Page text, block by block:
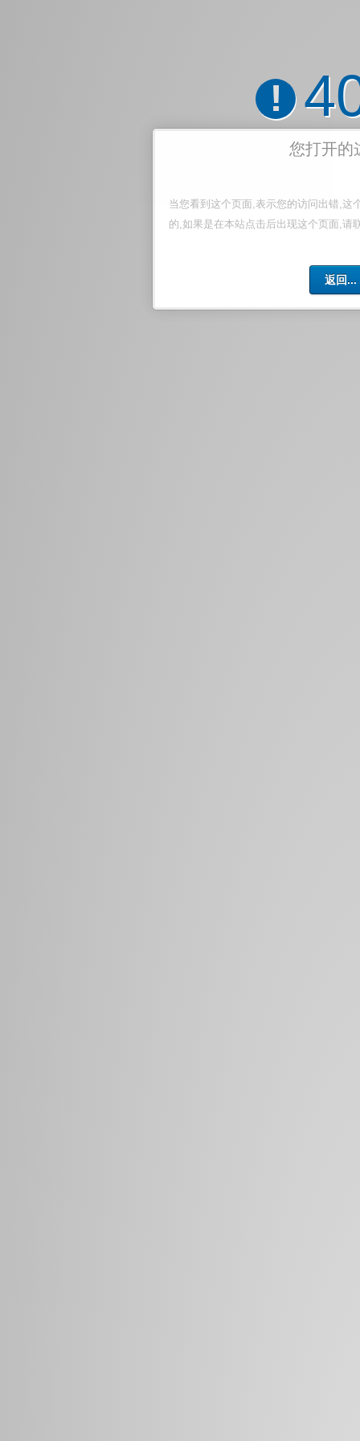
!
您打开的
当您看到这个页面,表示您的访问出错,这
的,如果是在本站点击后出现这个页面,请
返回...